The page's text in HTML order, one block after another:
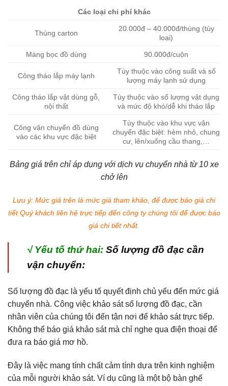
Các loại chi phí khác
Thùng carton
20.000đ – 40.000đ/thùng (tùy
loại)
Màng bọc đồ dùng 90.000đ/cuộn
Công tháo lắp máy lạnh
Tùy thuộc vào công suất và số
lượng máy lạnh sử dụng
Công tháo lắp vật dùng gỗ,
nội thất
Tùy thuộc vào số lượng vật dụng
và mức độ khó/dễ khi tháo lắp
Công vận chuyển đồ dùng
vào các khu vực đặc biệt
Tùy thuộc vào khu vực vận
chuyển đặc biệt: hẻm nhỏ, chung
cư, lên/xuống cầu thang,…
Bảng giá trên chỉ áp dụng với dịch vụ chuyển nhà từ 10 xe
chở lên
Lưu ý: Mức giá trên là mức giá tham khảo, để được báo giá chi
tiết Quý khách liên hệ trực tiếp đến công ty chúng tôi để được báo
giá chi tiết nhất.
√Yếu tố thứ hai: Số lượng đồ đạc cần
vận chuyển:
Số lượng đồ đạc là yếu tố quyết định chủ yếu đến mức giá
chuyển nhà. Công việc khảo sát số lượng đồ đạc, cần
nhân viên của chúng tôi đến tận nơi để khảo sát trực tiếp.
Không thể báo giá khảo sát mà chỉ nghe qua điện thoại để
đưa ra báo giá mơ hồ.
Đây là việc mang tính chất cảm tính dựa trên kinh nghiệm
của mỗi người khảo sát. Ví dụ cũng là một bộ bàn ghế